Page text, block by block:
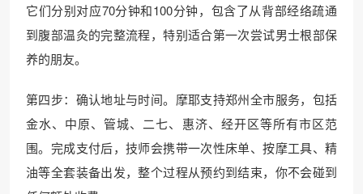
它们分别对应70分钟和100分钟，包含了从背部经络疏通
到腹部温灸的完整流程，特别适合第一次尝试男士根部保
养的朋友。
第四步：确认地址与时间。摩耶支持郑州全市服务，包括
金水、中原、管城、二七、惠济、经开区等所有市区范
围。完成支付后，技师会携带一次性床单、按摩工具、精
油等全套装备出发，整个过程从预约到结束，你不会碰到